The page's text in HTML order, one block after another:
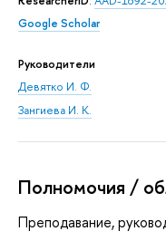
Google Scholar
Руководители
Девятко И. Ф.
Зангиева И. К.
Полномочия /
Преподавание,